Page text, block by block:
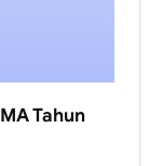
Tahun